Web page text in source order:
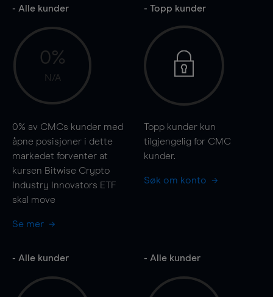
- Alle kunder
0%
N/A
0% av CMCs kunder med
åpne posisjoner i dette
markedet forventer at
kursen Bitwise Crypto
Industry Innovators ETF
skal move
Se mer
- Topp kunder
Topp kunder kun
tilgjengelig for CMC
kunder.
Søk om konto
- Alle kunder - Alle kunder